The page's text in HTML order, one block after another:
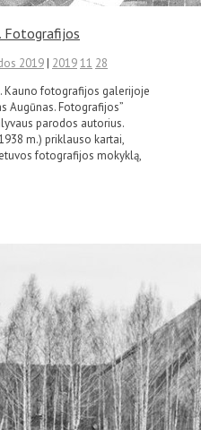
Fotografijos
2019| 201911 28
Kauno fotografijos galerijoje
Augūnas. Fotografijos”
parodos autorius.
m.) priklauso kartai,
fotografijos mokyklą,